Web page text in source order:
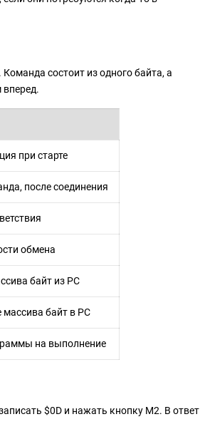
состоит из одного байта, а
при старте
после соединения
обмена
байт из PC
байт в PC
на выполнение
$0D и нажать кнопку М2. В ответ